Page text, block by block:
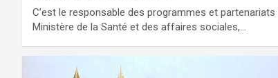
C’est le responsable des programmes et partenariats
Ministère de la Santé et des affaires sociales,…